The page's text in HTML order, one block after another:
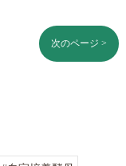
次のページ >